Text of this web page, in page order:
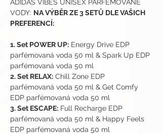
ADIDAS VIBES UNISEX PARFÉMOVANÉ
VODY: NA VÝBĚR ZE 3 SETŮ DLE VAŠICH
PREFERENCÍ:
1. Set POWER UP: Energy Drive EDP
parfémovaná voda 50 ml & Spark Up EDP
parfémovaná voda 50 ml
2. Set RELAX: Chill Zone EDP
parfémovaná voda 50 ml & Get Comfy
EDP parfémovaná voda 50 ml
3. Set ESCAPE: Full Recharge EDP
parfémovaná voda 50 ml & Happy Feels
EDP parfémovaná voda 50 ml